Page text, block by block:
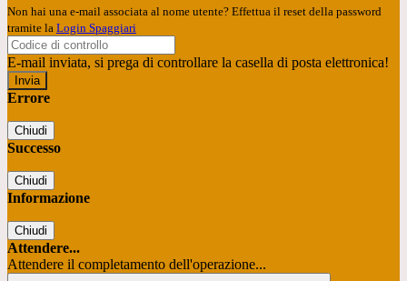
Non hai una e-mail associata al nome utente? Effettua il reset della password
tramite la Login Spaggiari
E-mail inviata, si prega di controllare la casella di posta elettronica!
Errore
Chiudi
Successo
Chiudi
Informazione
Chiudi
Attendere...
Attendere il completamento dell'operazione...